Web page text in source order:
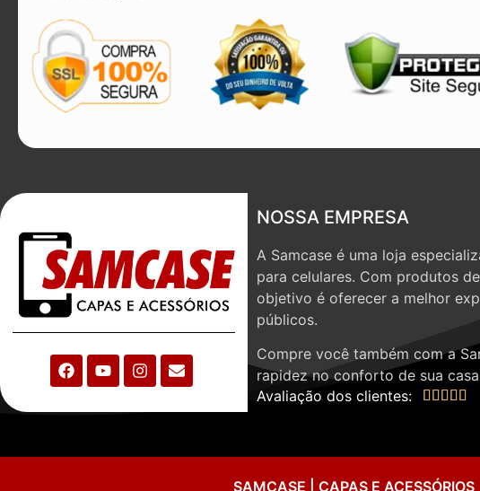
NOSSA EMPRESA
A Samcase é uma loja
para celulares. Com produtos
objetivo é oferecer a melhor
públicos.
Compre você também com a
rapidez no conforto de sua
Avaliação dos clientes:
    
SAMCASE | CAPAS E ACESSÓRIOS